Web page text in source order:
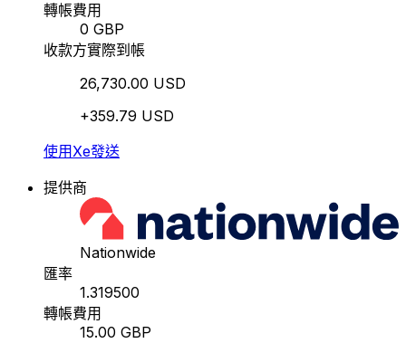
轉帳費用
0 GBP
收款方實際到帳
26,730.00 USD
+359.79 USD
使用Xe發送
提供商
Nationwide
匯率
1.319500
轉帳費用
15.00 GBP